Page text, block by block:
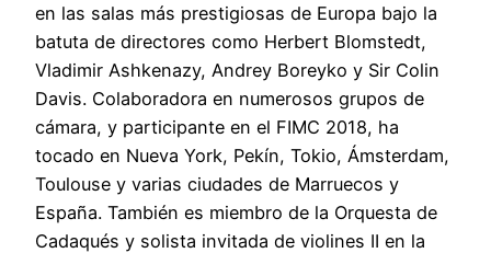
en las salas más prestigiosas de Europa bajo la
batuta de directores como Herbert Blomstedt,
Vladimir Ashkenazy, Andrey Boreyko y Sir Colin
Davis. Colaboradora en numerosos grupos de
cámara, y participante en el FIMC 2018, ha
tocado en Nueva York, Pekín, Tokio, Ámsterdam,
Toulouse y varias ciudades de Marruecos y
España. También es miembro de la Orquesta de
Cadaqués y solista invitada de violines II en la